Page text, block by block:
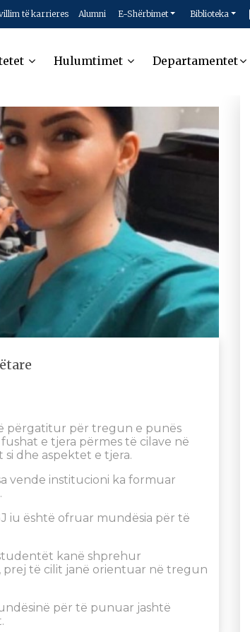
të karrieres Alumni E-Shërbimet Biblioteka
Hulumtimet Departamentet
përgatitur për tregun e punës
e tjera përmes të cilave në
si dhe aspektet e tjera.
vende institucioni ka formuar
iu është ofruar mundësia për të
kanë shprehur
prej të cilit janë orientuar në tregun
për të punuar jashtë